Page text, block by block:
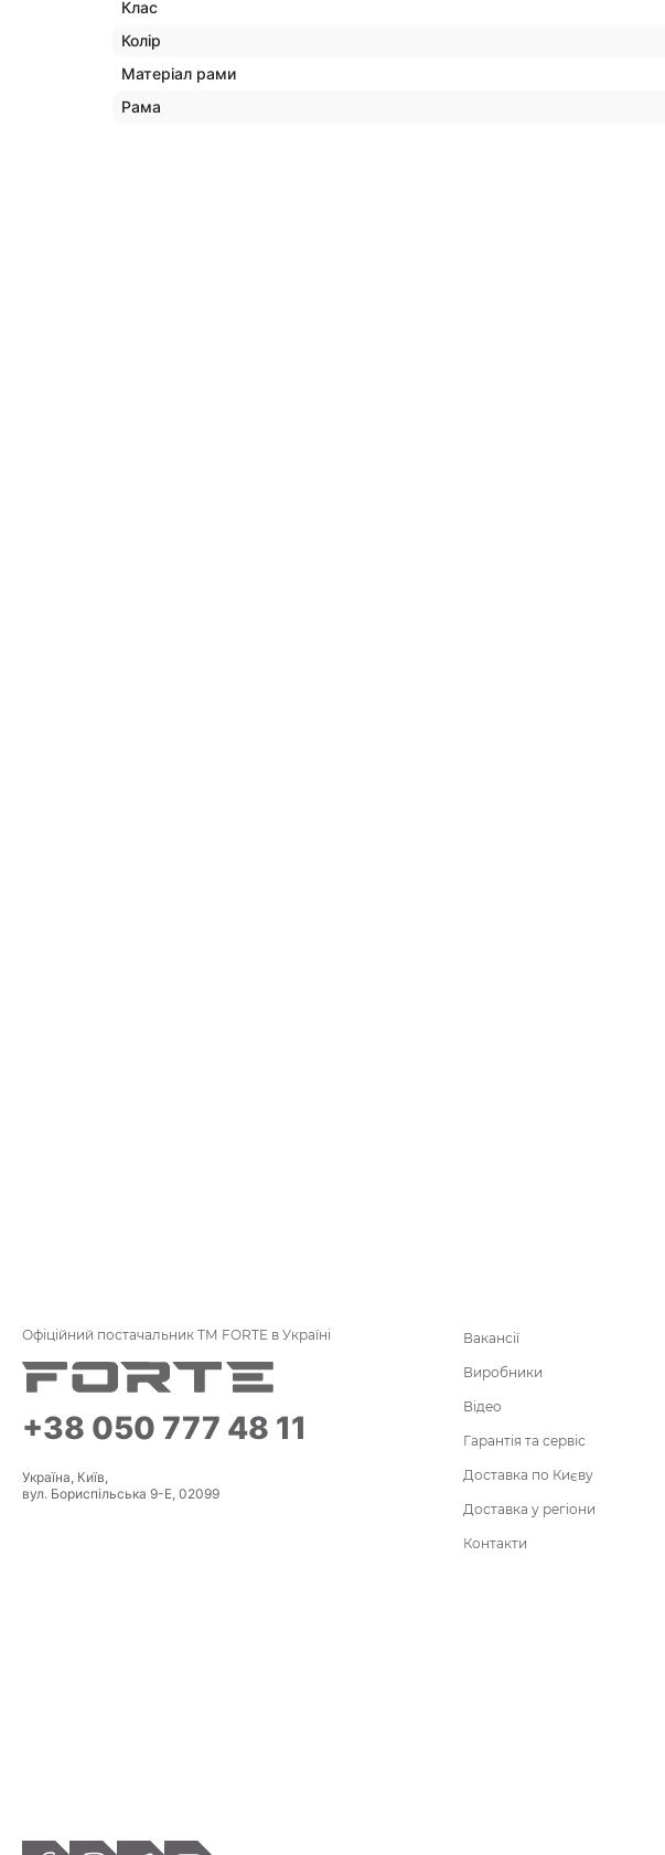
Клас
Колір
Матеріал рами
Рама
Офіційний постачальник ТМ FORTE в Україні
+38 050 777 48 11
Україна, Київ,
вул. Бориспільська 9-Е, 02099
Вакансії
Виробники
Відео
Гарантія та сервіс
Доставка по Києву
Доставка у регіони
Контакти